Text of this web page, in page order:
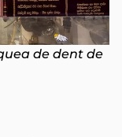
de dent de